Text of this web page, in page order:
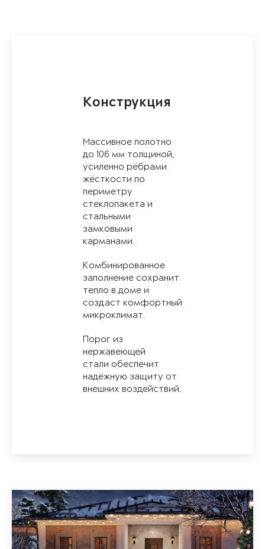
Конструкция
Массивное полотно
до 106 мм толщиной,
усиленно рёбрами
жёсткости по
периметру
стеклопакета и
стальными
замковыми
карманами.
Комбинированное
заполнение сохранит
тепло в доме и
создаст комфортный
микроклимат.
Порог из
нержавеющей
стали обеспечит
надёжную защиту от
внешних воздействий.